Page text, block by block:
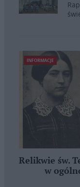
INFORMACJE
Relikwie św.
w